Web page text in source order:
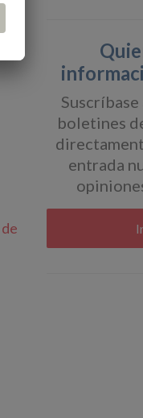
boletines
entrada